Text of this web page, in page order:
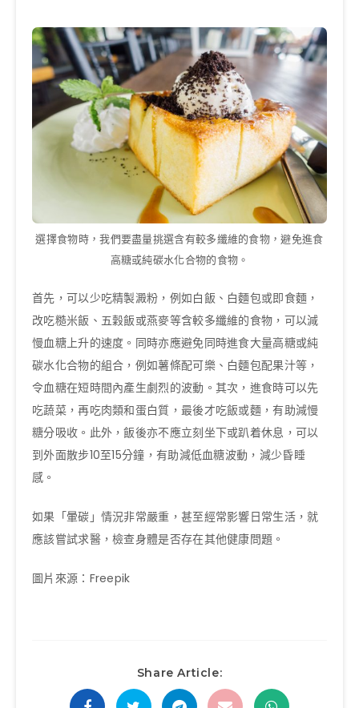
選擇食物時，我們要盡量挑選含有較多纖維的食物，避免進食
高糖或純碳水化合物的食物。
首先，可以少吃精製澱粉，例如白飯、白麵包或即食麵，
改吃糙米飯、五穀飯或燕麥等含較多纖維的食物，可以減
慢血糖上升的速度。同時亦應避免同時進食大量高糖或純
碳水化合物的組合，例如薯條配可樂、白麵包配果汁等，
令血糖在短時間內產生劇烈的波動。其次，進食時可以先
吃蔬菜，再吃肉類和蛋白質，最後才吃飯或麵，有助減慢
糖分吸收。此外，飯後亦不應立刻坐下或趴着休息，可以
到外面散步10至15分鐘，有助減低血糖波動，減少昏睡
感。
如果「暈碳」情況非常嚴重，甚至經常影響日常生活，就
應該嘗試求醫，檢查身體是否存在其他健康問題。
圖片來源：Freepik
Share Article: